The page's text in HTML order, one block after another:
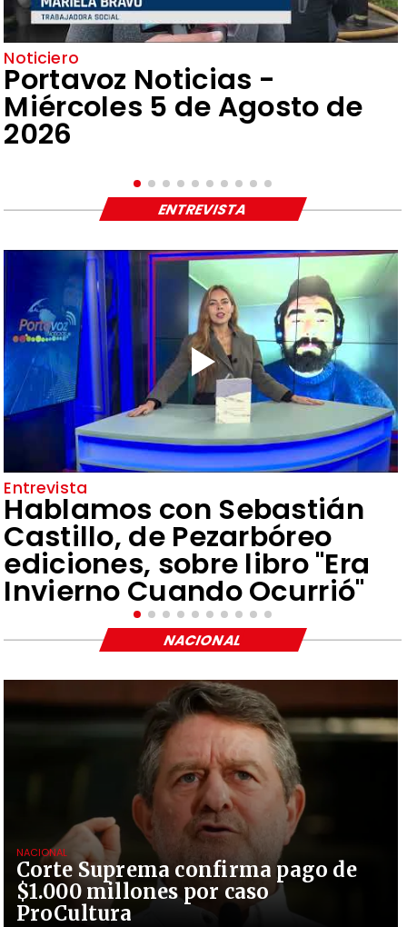
Noticiero
Portavoz Noticias -
Miércoles 5 de Agosto de
2026
Entrevista
Hablamos con Sebastián
Castillo, de Pezarbóreo
ediciones, sobre libro "Era
Invierno Cuando Ocurrió"
ENTREVISTA
Corte Suprema confirma pago de
$1.000 millones por caso
ProCultura
NACIONAL
NACIONAL